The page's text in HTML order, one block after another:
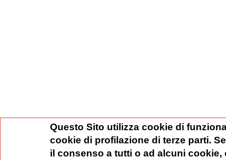
Questo Sito utilizza cookie di
cookie di profilazione di terze parti.
il consenso a tutti o ad alcuni